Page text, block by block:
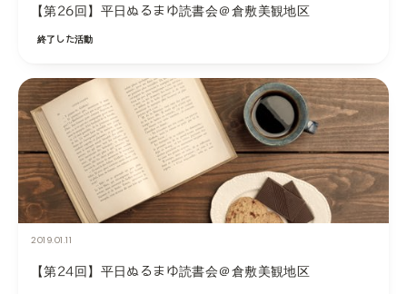
【第26回】平日ぬるまゆ読書会＠倉敷美観地区
終了した活動
2019.01.11
【第24回】平日ぬるまゆ読書会＠倉敷美観地区